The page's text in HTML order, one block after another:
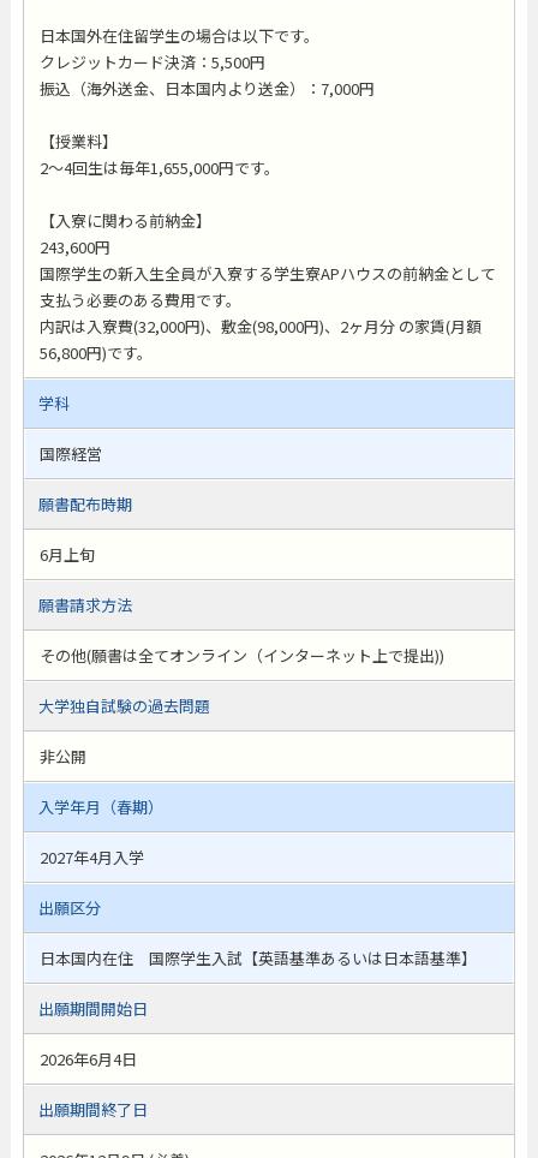
日本国外在住留学生の場合は以下です。
クレジットカード決済：5,500円
振込（海外送金、日本国内より送金）：7,000円
【授業料】
2～4回生は毎年1,655,000円です。
【入寮に関わる前納金】
243,600円
国際学生の新入生全員が入寮する学生寮APハウスの前納金として
支払う必要のある費用です。
内訳は入寮費(32,000円)、敷金(98,000円)、2ヶ月分 の家賃(月額
56,800円)です。
学科
国際経営
願書配布時期
6月上旬
願書請求方法
その他(願書は全てオンライン（インターネット上で提出))
大学独自試験の過去問題
非公開
入学年月（春期）
2027年4月入学
出願区分
日本国内在住 国際学生入試【英語基準あるいは日本語基準】
出願期間開始日
2026年6月4日
出願期間終了日